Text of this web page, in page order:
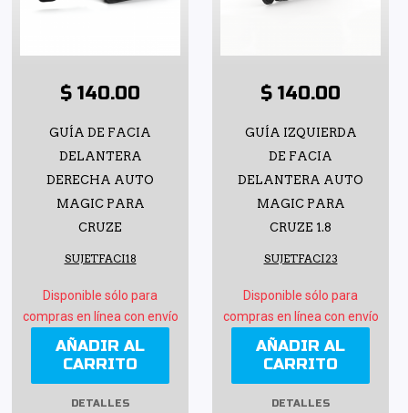
$ 140.00
GUÍA DE FACIA
DELANTERA
DERECHA AUTO
MAGIC PARA
CRUZE
SUJETFACI18
Disponible sólo para
compras en línea con envío
AÑADIR AL
CARRITO
DETALLES
$ 140.00
GUÍA IZQUIERDA
DE FACIA
DELANTERA AUTO
MAGIC PARA
CRUZE 1.8
SUJETFACI23
Disponible sólo para
compras en línea con envío
AÑADIR AL
CARRITO
DETALLES